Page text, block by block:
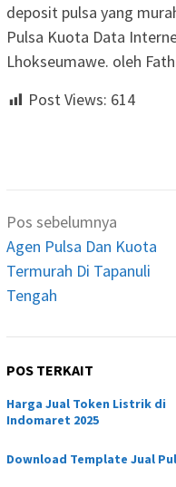
deposit pulsa yang
Pulsa Kuota Data
Lhokseumawe. oleh
Post Views: 614
Navigasi
pos
Pos sebelumnya
Agen Pulsa Dan Kuota
Termurah Di Tapanuli
Tengah
POS TERKAIT
Harga Jual Token Listrik di
Indomaret 2025
Download Template Jual